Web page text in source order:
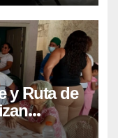
y Ruta de
en